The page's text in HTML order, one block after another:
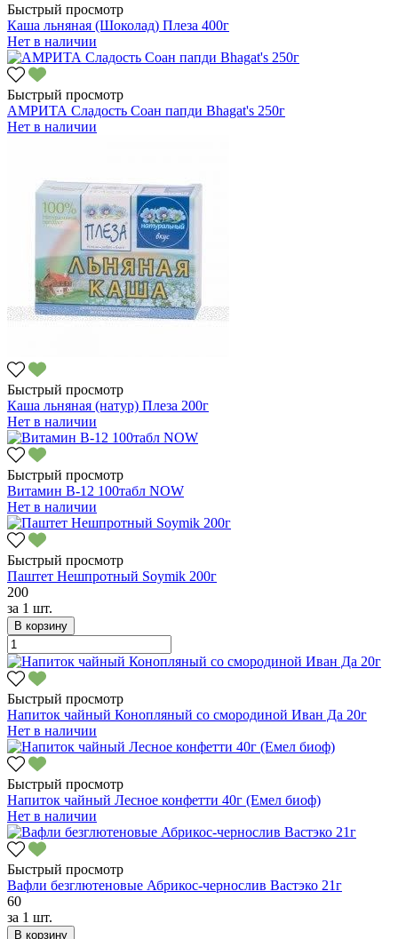
Быстрый просмотр
Каша льняная (Шоколад) Плеза 400г
Нет в наличии
Быстрый просмотр
АМРИТА Сладость Соан папди Bhagat's 250г
Нет в наличии
Быстрый просмотр
Каша льняная (натур) Плеза 200г
Нет в наличии
Быстрый просмотр
Витамин В-12 100табл NOW
Нет в наличии
Быстрый просмотр
Паштет Нешпротный Soymik 200г
200
за 1 шт.
В корзину
Быстрый просмотр
Напиток чайный Конопляный со смородиной Иван Да 20г
Нет в наличии
Быстрый просмотр
Напиток чайный Лесное конфетти 40г (Емел биоф)
Нет в наличии
Быстрый просмотр
Вафли безглютеновые Абрикос-чернослив Вастэко 21г
60
за 1 шт.
В корзину